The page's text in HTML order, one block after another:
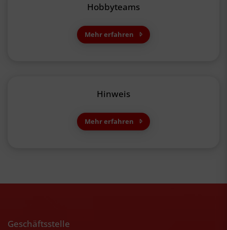
Hobbyteams
Mehr erfahren
Hinweis
Mehr erfahren
Geschäftsstelle